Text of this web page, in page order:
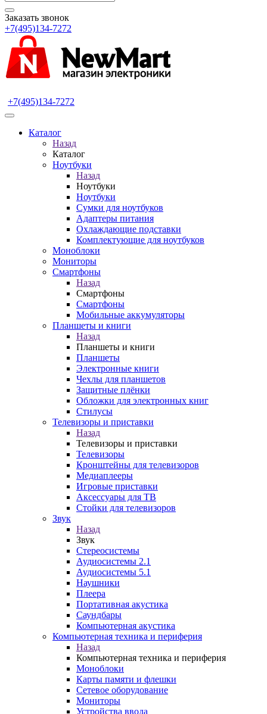
Заказать звонок
+7(495)134-7272
+7(495)134-7272
Каталог
Назад
Каталог
Ноутбуки
Назад
Ноутбуки
Ноутбуки
Сумки для ноутбуков
Адаптеры питания
Охлаждающие подставки
Комплектующие для ноутбуков
Моноблоки
Мониторы
Смартфоны
Назад
Смартфоны
Смартфоны
Мобильные аккумуляторы
Планшеты и книги
Назад
Планшеты и книги
Планшеты
Электронные книги
Чехлы для планшетов
Защитные плёнки
Обложки для электронных книг
Стилусы
Телевизоры и приставки
Назад
Телевизоры и приставки
Телевизоры
Кронштейны для телевизоров
Медиаплееры
Игровые приставки
Аксессуары для ТВ
Стойки для телевизоров
Звук
Назад
Звук
Стереосистемы
Аудиосистемы 2.1
Аудиосистемы 5.1
Наушники
Плеера
Портативная акустика
Саундбары
Компьютерная акустика
Компьютерная техника и периферия
Назад
Компьютерная техника и периферия
Моноблоки
Карты памяти и флешки
Сетевое оборудование
Мониторы
Устройства ввода